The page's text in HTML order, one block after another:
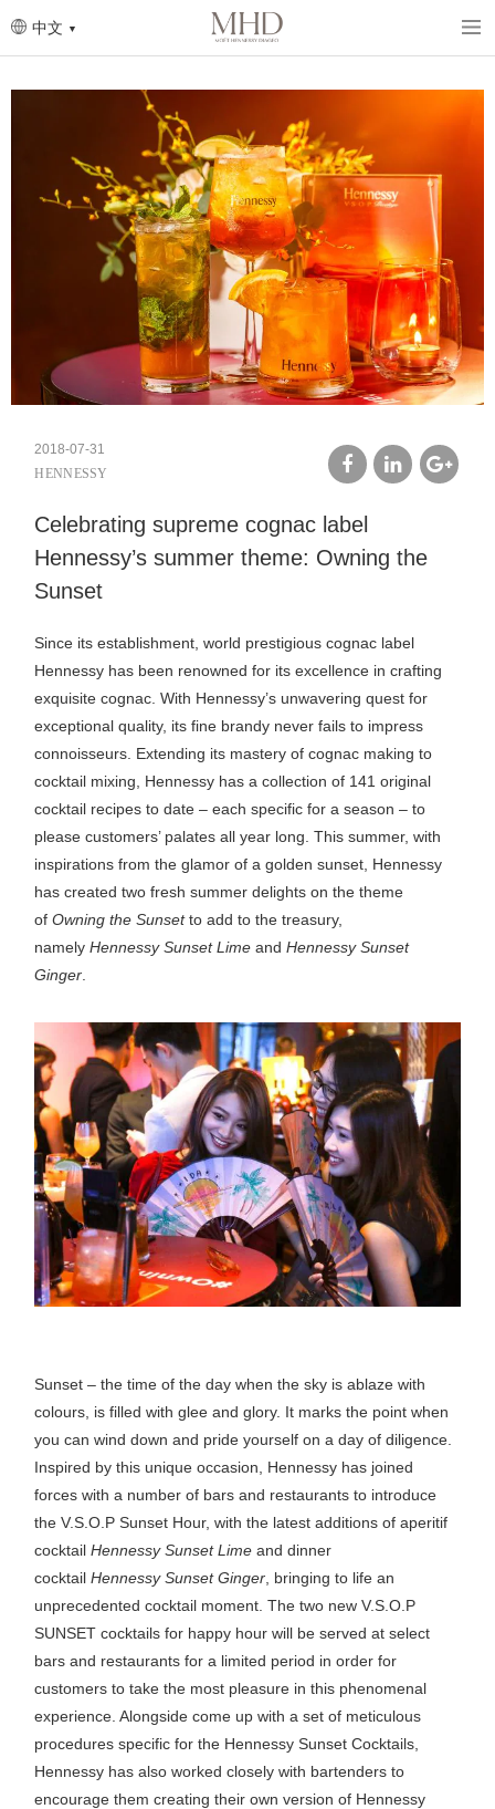
to
main
content
中文
2018-07-31
HENNESSY
Celebrating supreme cognac label
Hennessy’s summer theme: Owning the
Sunset
Since its establishment, world prestigious cognac label
Hennessy has been renowned for its excellence in crafting
exquisite cognac. With Hennessy’s unwavering quest for
exceptional quality, its fine brandy never fails to impress
connoisseurs. Extending its mastery of cognac making to
cocktail mixing, Hennessy has a collection of 141 original
cocktail recipes to date – each specific for a season – to
please customers’ palates all year long. This summer, with
inspirations from the glamor of a golden sunset, Hennessy
has created two fresh summer delights on the theme
ofOwning the Sunsetto add to the treasury,
namelyHennessy Sunset Lime andHennessy Sunset
Ginger
Sunset – the time of the day when the sky is ablaze with
colours, is filled with glee and glory. It marks the point when
you can wind down and pride yourself on a day of diligence.
Inspired by this unique occasion, Hennessy has joined
forces with a number of bars and restaurants to introduce
the V.S.O.P Sunset Hour, with the latest additions of aperitif
cocktailHennessy Sunset Lime and dinner
cocktailHennessy Sunset Ginger , bringing to life an
unprecedented cocktail moment. The two new V.S.O.P
SUNSET cocktails for happy hour will be served at select
bars and restaurants for a limited period in order for
customers to take the most pleasure in this phenomenal
experience. Alongside come up with a set of meticulous
procedures specific for the Hennessy Sunset Cocktails,
Hennessy has also worked closely with bartenders to
encourage them creating their own version of Hennessy